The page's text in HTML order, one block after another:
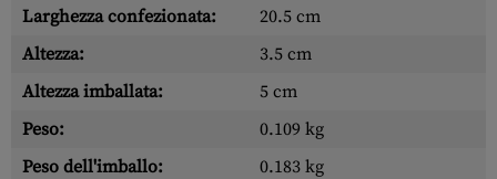
Larghezza confezionata:
20.5 cm
Altezza:
3.5 cm
Altezza imballata:
5 cm
Peso:
0.109 kg
Peso dell'imballo:
0.183 kg